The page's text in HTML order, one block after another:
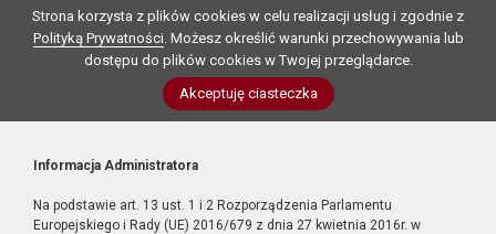
Strona korzysta z plików cookies w celu realizacji usług i zgodnie z
Polityką Prywatności. Możesz określić warunki przechowywania lub
dostępu do plików cookies w Twojej przeglądarce.
Akceptuję ciasteczka
Informacja Administratora
Na podstawie art. 13 ust. 1 i 2 Rozporządzenia Parlamentu
Europejskiego i Rady (UE) 2016/679 z dnia 27 kwietnia 2016r. w